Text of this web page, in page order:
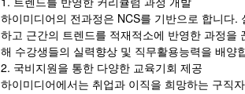
하이미디어의 전과정은 NCS를 기반으로 합니다.
하고 근간의 트렌드를 적재적소에 반영한 과정을
해 수강생들의 실력향상 및 직무활용능력을 배양
2. 국비지원을 통한 다양한 교육기회 제공
하이미디어에서는 취업과 이직을 희망하는 구직